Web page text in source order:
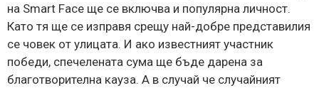
на Smart Face ще се включва и популярна личност.
Като тя ще се изправя срещу най-добре представилия
се човек от улицата. И ако известният участник
победи, спечелената сума ще бъде дарена за
благотворителна кауза. А в случай че случайният